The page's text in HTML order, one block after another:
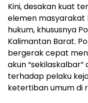
Kini, desakan kuat
elemen
hukum, khususnya
Kalimantan Barat.
bergerak cepat
akun
terhadap pelaku
ketertiban umum di